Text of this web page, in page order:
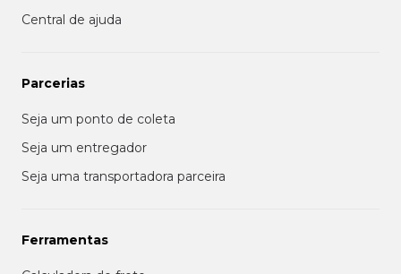
Central de ajuda
Parcerias
Seja um ponto de coleta
Seja um entregador
Seja uma transportadora parceira
Ferramentas